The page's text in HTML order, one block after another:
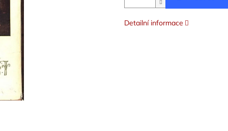
Detailní informace